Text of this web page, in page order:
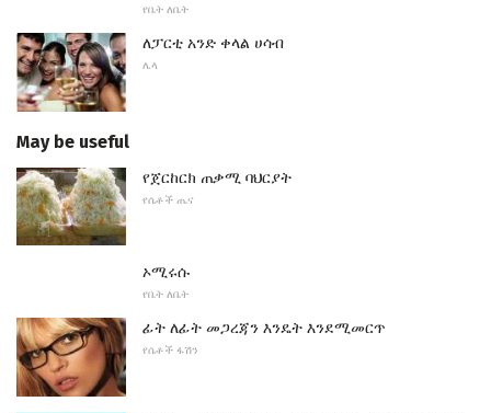
የቤት ለቤት
ለፓርቲ አንድ ቀላል ሀሳብ
ሌላ
May be useful
የጀርከርክ ጠቃሚ ባህርያት
የሴቶች ጤና
ኦሚሩሱ
የቤት ለቤት
ፊት ለፊት መጋረጃን እንዴት እንደሚመርጥ
የሴቶች ፋሽን